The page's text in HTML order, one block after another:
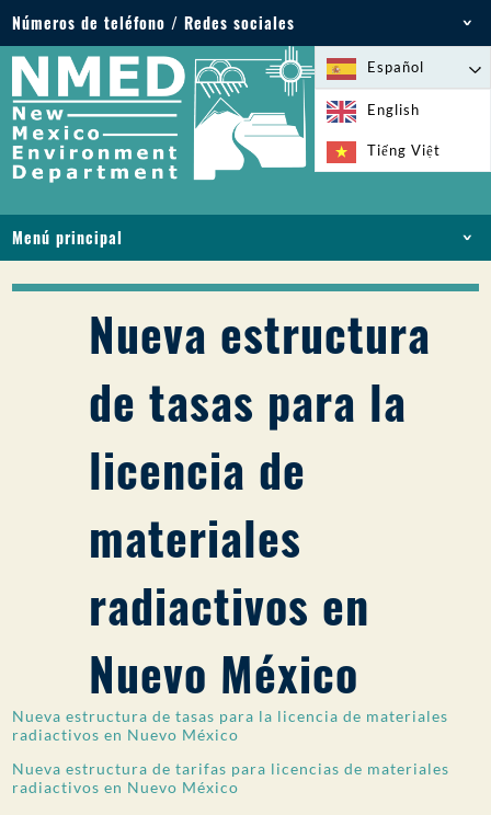
Números de teléfono / Redes sociales
Teléfono: 505-827-2855
1-800-219-6157
Emergencias medioambientales: 505-827-9329
(24 horas)
Español
English
Tiếng Việt
Menú principal
LICENCIAS Y PERMISOS
PFAS EN NM
FINANCIACIÓN
SERVICIOS EN LÍNEA
BIBLIOTECA
PARTICIPACIÓN DEL PÚBLICO
Nueva estructura
de tasas para la
licencia de
materiales
radiactivos en
Nuevo México
Nueva estructura de tasas para la licencia de materiales
radiactivos en Nuevo México
Nueva estructura de tarifas para licencias de materiales
radiactivos en Nuevo México